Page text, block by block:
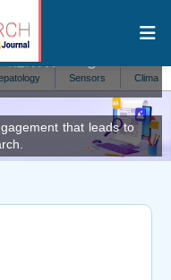
Sensors Climate
編集者 at IgMin
that leads to